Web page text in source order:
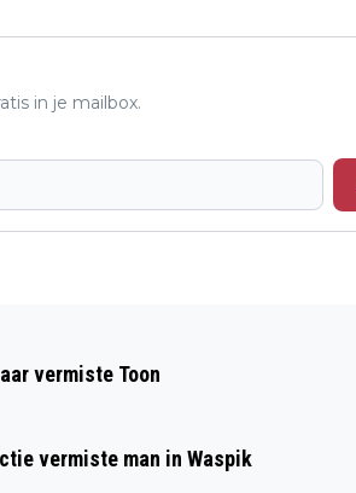
in je mailbox.
KUNSTSALON IN IJSSALON
vermiste Toon
vermiste man in Waspik